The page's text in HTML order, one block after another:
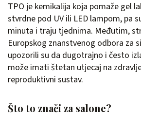
TPO je kemikalija koja pomaže gel
stvrdne pod UV ili LED lampom, pa
minuta i traju tjednima. Međutim,
Europskog znanstvenog odbora za
upozorili su da dugotrajno i često
može imati štetan utjecaj na
reproduktivni sustav.
Što to znači za salone?